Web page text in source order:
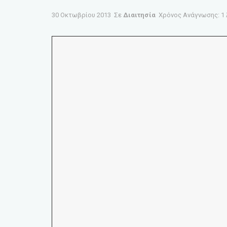
30 Οκτωβρίου 2013 Σε Διαιτησία Χρόνος Ανάγνωσης: 1